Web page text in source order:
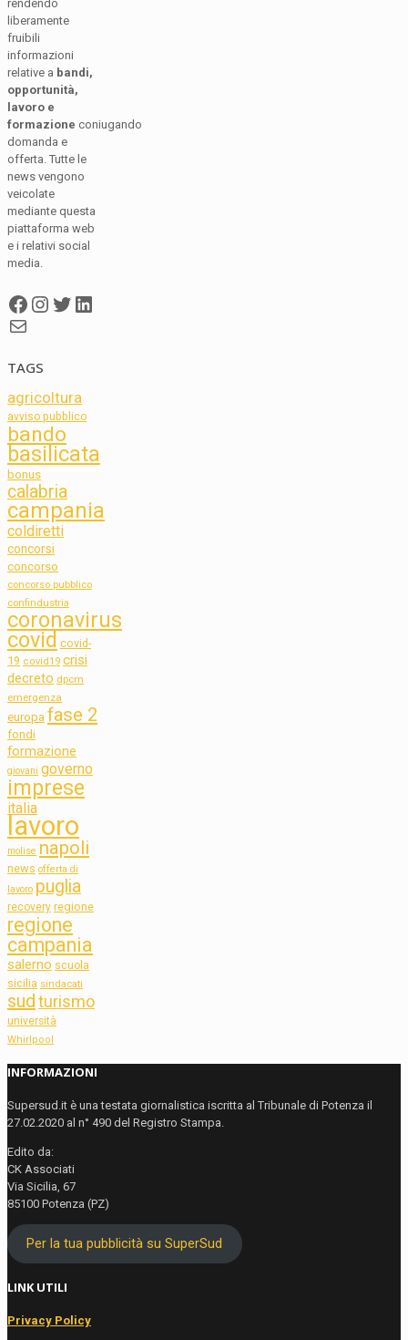
rendendo
liberamente
fruibili
informazioni
relative a bandi,
opportunità,
lavoro e
formazione coniugando
domanda e
offerta. Tutte le
news vengono
veicolate
mediante questa
piattaforma web
e i relativi social
media.
Facebook
Instagram
Twitter
LinkedIn
Mail
TAGS
agricoltura
avviso pubblico
bando
basilicata
bonus
calabria
campania
coldiretti
concorsi
concorso
concorso pubblico
confindustria
coronavirus
covid covid-
19 covid19 crisi
decreto dpcm
emergenza
europa fase 2
fondi
formazione
giovani governo
imprese
italia
lavoro
molise napoli
news offerta di
lavoro puglia
recovery regione
regione
campania
salerno scuola
sicilia sindacati
sudturismo
università
Whirlpool
INFORMAZIONI
Supersud.it è una testata giornalistica iscritta al Tribunale di Potenza il
27.02.2020 al n° 490 del Registro Stampa.
Edito da:
CK Associati
Via Sicilia, 67
85100 Potenza (PZ)
Per la tua pubblicità su SuperSud
LINK UTILI
Privacy Policy